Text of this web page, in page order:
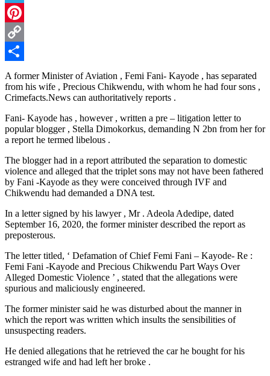
Telegram
Pinterest
Copy
Link
Share
A former Minister of Aviation , Femi Fani- Kayode , has separated
from his wife , Precious Chikwendu, with whom he had four sons ,
Crimefacts.News can authoritatively reports .
Fani- Kayode has , however , written a pre – litigation letter to
popular blogger , Stella Dimokorkus, demanding N 2bn from her for
a report he termed libelous .
The blogger had in a report attributed the separation to domestic
violence and alleged that the triplet sons may not have been fathered
by Fani -Kayode as they were conceived through IVF and
Chikwendu had demanded a DNA test.
In a letter signed by his lawyer , Mr . Adeola Adedipe, dated
September 16, 2020, the former minister described the report as
preposterous.
The letter titled, ‘ Defamation of Chief Femi Fani – Kayode- Re :
Femi Fani -Kayode and Precious Chikwendu Part Ways Over
Alleged Domestic Violence ’ , stated that the allegations were
spurious and maliciously engineered.
The former minister said he was disturbed about the manner in
which the report was written which insults the sensibilities of
unsuspecting readers.
He denied allegations that he retrieved the car he bought for his
estranged wife and had left her broke .